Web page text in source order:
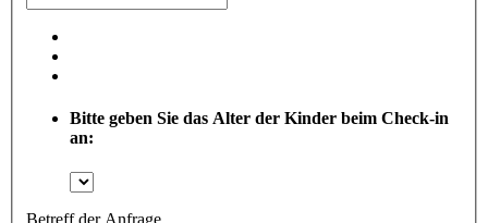
Bitte geben Sie das Alter der Kinder beim Check-in
an:
Betreff der Anfrage